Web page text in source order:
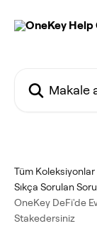
Tüm Koleksiyonlar
Sıkça Sorulan
OneKey DeFi'de
Stakedersiniz